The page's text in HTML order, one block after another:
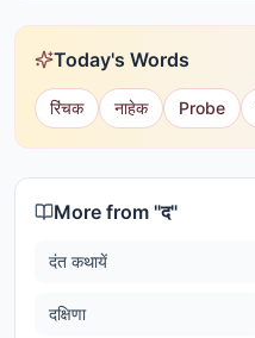
Today's Words
रिंचक नाहेक Probe
More from "द"
दंत कथायें
दक्षिणा